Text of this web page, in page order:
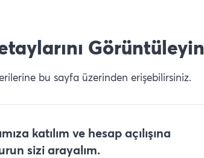
Görüntüleyin
bu sayfa üzerinden erişebilirsiniz.
katılım ve hesap açılışına
sizi arayalım.